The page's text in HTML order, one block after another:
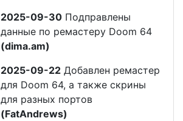
2025-09-30 Подправлены
данные по ремастеру Doom 64
(dima.am)
2025-09-22 Добавлен ремастер
для Doom 64, а также скрины
для разных портов
(FatAndrews)